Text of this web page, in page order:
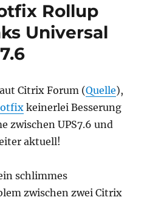
Rollup
Universal
Citrix Forum (Quelle),
keinerlei Besserung
zwischen UPS7.6 und
aktuell!
schlimmes
zwischen zwei Citrix